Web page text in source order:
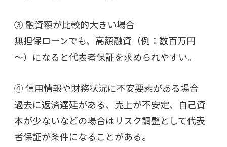
③ 融資額が比較的大きい場合
無担保ローンでも、高額融資（例：数百万円
～）になると代表者保証を求められやすい。
④ 信用情報や財務状況に不安要素がある場合
過去に返済遅延がある、売上が不安定、自己資
本が少ないなどの場合はリスク調整として代表
者保証が条件になることがある。